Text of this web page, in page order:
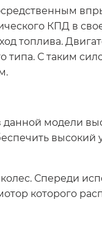
КПД в
топлива.
типа. С таким
данной модели
высокий
Спереди
которого